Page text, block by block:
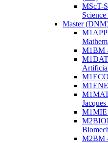
MScT-
Master
M1BM
M1MIE
M2BM